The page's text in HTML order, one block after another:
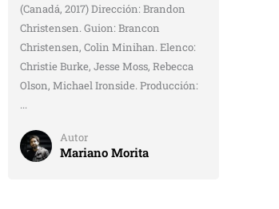
(Canadá, 2017) Dirección: Brandon
Christensen. Guion: Brancon
Christensen, Colin Minihan. Elenco:
Christie Burke, Jesse Moss, Rebecca
Olson, Michael Ironside. Producción:
...
Autor
Mariano Morita